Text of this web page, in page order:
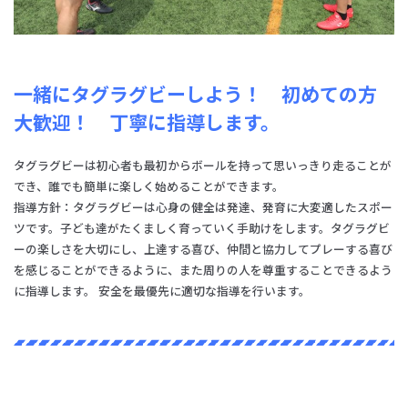
一緒にタグラグビーしよう！ 初めての方
大歓迎！ 丁寧に指導します。
タグラグビーは初心者も最初からボールを持って思いっきり走ることが
でき、誰でも簡単に楽しく始めることができます。
指導方針：タグラグビーは心身の健全は発達、発育に大変適したスポー
ツです。子ども達がたくましく育っていく手助けをします。タグラグビ
ーの楽しさを大切にし、上達する喜び、仲間と協力してプレーする喜び
を感じることができるように、また周りの人を尊重することできるよう
に指導します。 安全を最優先に適切な指導を行います。